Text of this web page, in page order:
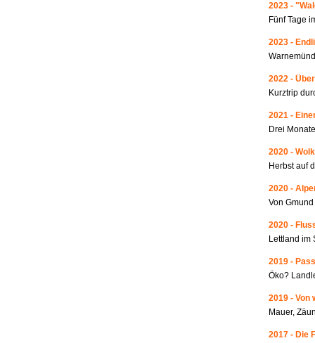
2023 -
Fünf Tage
2023 -
2022 -
Kurztrip
2021 -
Drei
2020 -
Herbst auf
2020 -
Von
2020 -
Lettland im
2019 -
Öko?
2019 - Von
Mauer,
2017 - Die